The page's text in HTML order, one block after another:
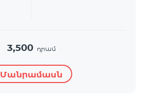
3,500 դրամ
Մանրամասն